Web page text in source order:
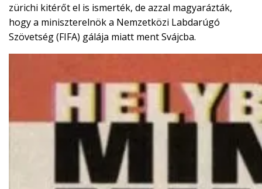
zürichi kitérőt el is ismerték, de azzal magyarázták,
hogy a miniszterelnök a Nemzetközi Labdarúgó
Szövetség (FIFA) gálája miatt ment Svájcba.